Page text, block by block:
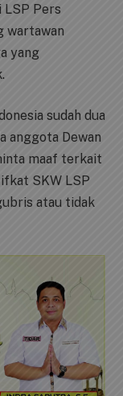
Pers
wartawan
yang
sudah dua
anggota Dewan
maaf terkait
SKW LSP
atau tidak